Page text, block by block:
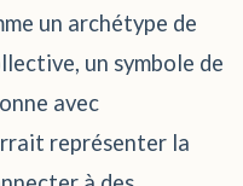
un archétype de
un symbole de
avec
représenter la